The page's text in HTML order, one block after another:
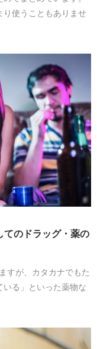
り使うこともありませ
てのドラッグ・薬の
すが、カタカナでもた
いる」といった薬物な